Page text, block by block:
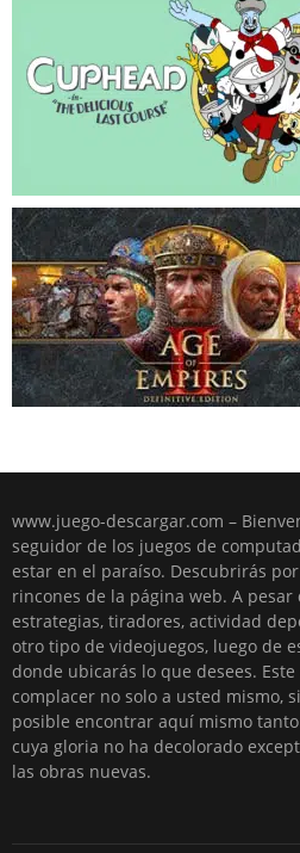
www.juego-descargar.com –
seguidor de los juegos de
estar en el paraíso. Descubrirás
rincones de la página web. A
estrategias, tiradores, actividad
otro tipo de videojuegos, luego de
donde ubicarás lo que desees.
complacer no solo a usted mismo,
posible encontrar aquí mismo
cuya gloria no ha decolorado
las obras nuevas.